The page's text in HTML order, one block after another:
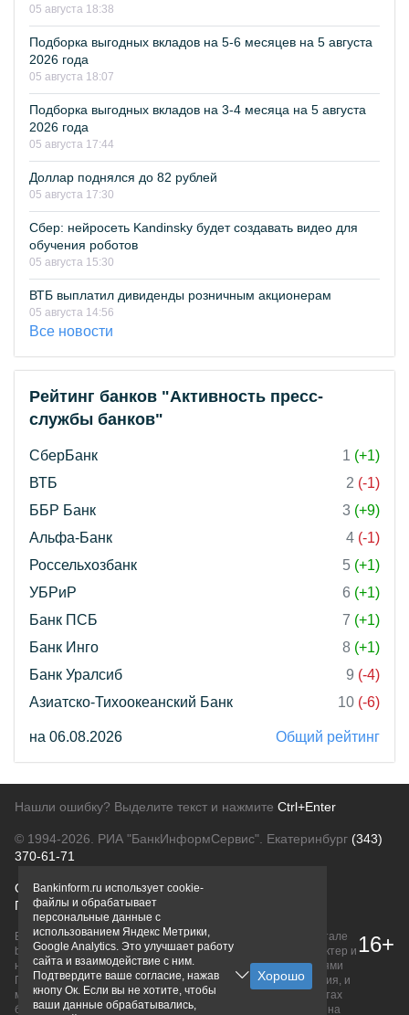
05 августа 18:38
Подборка выгодных вкладов на 5-6 месяцев на 5 августа
2026 года
05 августа 18:07
Подборка выгодных вкладов на 3-4 месяца на 5 августа
2026 года
05 августа 17:44
Доллар поднялся до 82 рублей
05 августа 17:30
Сбер: нейросеть Kandinsky будет создавать видео для
обучения роботов
05 августа 15:30
ВТБ выплатил дивиденды розничным акционерам
05 августа 14:56
Все новости
Рейтинг банков "Активность пресс-
службы банков"
СберБанк 1 (+1)
ВТБ
2 (-1)
ББР Банк
3 (+9)
Альфа-Банк
4 (-1)
Россельхозбанк
5 (+1)
УБРиР
6 (+1)
Банк ПСБ
7 (+1)
Банк Инго
8 (+1)
Банк Уралсиб
9 (-4)
Азиатско-Тихоокеанский Банк
10 (-6)
на 06.08.2026 Общий рейтинг
Нашли ошибку? Выделите текст и нажмите Ctrl+Enter
© 1994-2026. РИА "БанкИнформСервис". Екатеринбург (343)
370-61-71
О проектеПолитика конфиденциальности
Правовая информацияДля рекламодателей
Вся информация о продуктах банков, размещенная на портале
bankinform.ru, носит исключительно ознакомительный характер и
не является публичной офертой, определяемой положениями
ГК РФ. Информация не содержит точного и полного описания, и
может быть изменена. Конечные условия уточняйте на сайтах
банков или при личном обращении. Исключительное право на
16+
Bankinform.ru использует cookie-
файлы и обрабатывает
персональные данные с
использованием Яндекс Метрики,
Google Analytics. Это улучшает работу
сайта и взаимодействие с ним.
Подтвердите ваше согласие, нажав
кнопу Ок. Если вы не хотите, чтобы
ваши данные обрабатывались,